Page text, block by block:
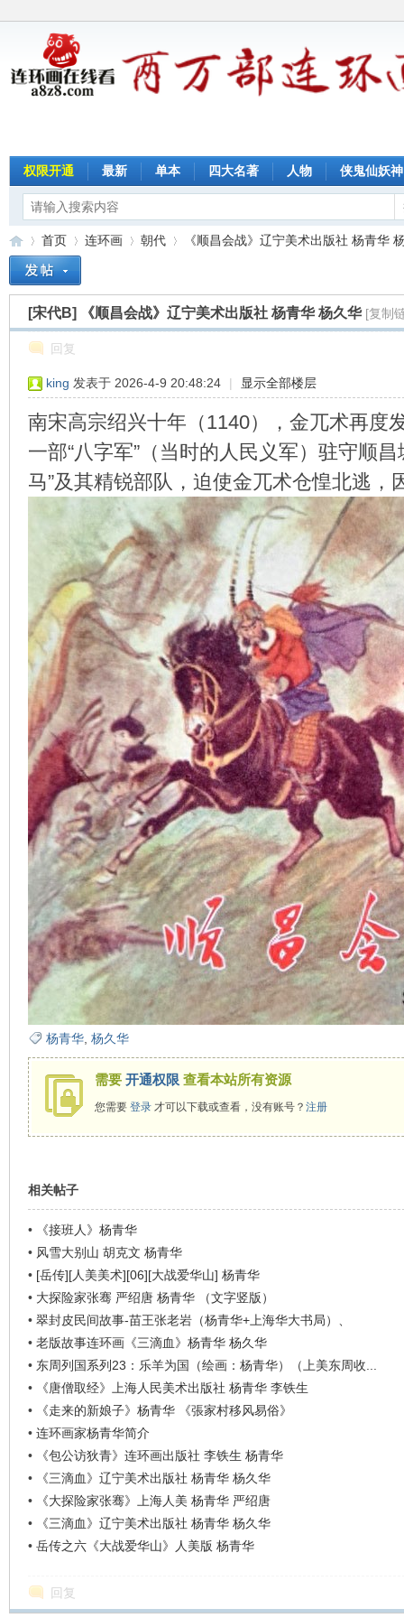
权限开通 最新 单本 四大名著 人物 侠鬼仙妖神
»
首页
›
连环画
›
朝代
›
《顺昌会战》辽宁美术出版社 杨青华
[宋代B] 《顺昌会战》辽宁美术出版社 杨青华 杨久华 [复制
回复
king 发表于 2026-4-9 20:48:24 | 显示全部楼层
南宋高宗绍兴十年（1140），金兀术再度
一部“八字军”（当时的人民义军）驻守顺
马”及其精锐部队，迫使金兀术仓惶北逃
杨青华, 杨久华
需要 开通权限 查看本站所有资源
您需要 登录才可以下载或查看，没有账号？ 注册
相关帖子
•
《接班人》杨青华
• 风雪大别山 胡克文 杨青华
• [岳传][人美美术][06][大战爱华山] 杨青华
• 大探险家张骞 严绍唐 杨青华 （文字竖版）
• 翠封皮民间故事-苗王张老岩（杨青华+上海华大书局）、
• 老版故事连环画《三滴血》杨青华 杨久华
• 东周列国系列23：乐羊为国（绘画：杨青华）（上美东周收...
•
《唐僧取经》上海人民美术出版社 杨青华 李铁生
•
《走来的新娘子》杨青华 《張家村移风易俗》
• 连环画家杨青华简介
•
《包公访狄青》连环画出版社 李铁生 杨青华
•
《三滴血》辽宁美术出版社 杨青华 杨久华
•
《大探险家张骞》上海人美 杨青华 严绍唐
•
《三滴血》辽宁美术出版社 杨青华 杨久华
• 岳传之六《大战爱华山》人美版 杨青华
回复